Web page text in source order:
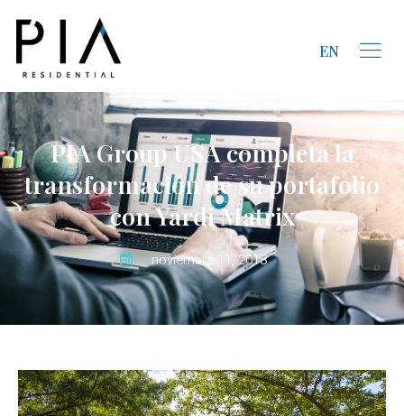
EN
PIA Group USA completa la
transformación de su portafolio
con Yardi Matrix
noviembre 11, 2018